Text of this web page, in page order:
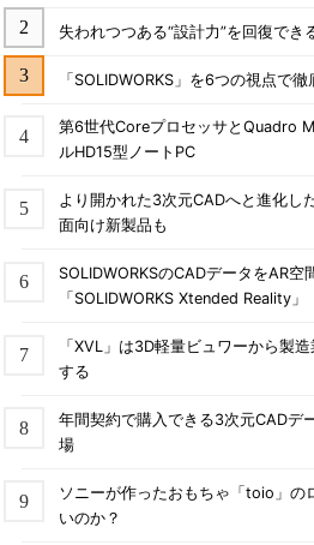
失われつつある“設計力”を回復でき
「SOLIDWORKS」を6つの視点で
第6世代CoreプロセッサとQuadro
ルHD15型ノートPC
より開かれた3次元CADへと進化
面向け新製品も
SOLIDWORKSのCADデータをAR空
「SOLIDWORKS Xtended Reality」
「XVL」は3D軽量ビュワーから製
する
年間契約で購入できる3次元CADデ
場
ソニーが作ったおもちゃ「toio」の
いのか？